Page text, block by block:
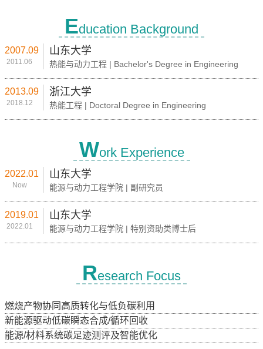
Education Background
2007.09
2011.06
山东大学
热能与动力工程 | Bachelor's Degree in Engineering
2013.09
2018.12
浙江大学
热能工程 | Doctoral Degree in Engineering
Work Experience
2022.01
Now
山东大学
能源与动力工程学院 | 副研究员
2019.01
2022.01
山东大学
能源与动力工程学院 | 特别资助类博士后
Research Focus
燃烧产物协同高质转化与低负碳利用
新能源驱动低碳瞬态合成/循环回收
能源/材料系统碳足迹测评及智能优化